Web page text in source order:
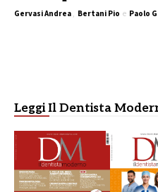
Gervasi Andrea , Bertani Pio e Paolo
Leggi Il Dentista